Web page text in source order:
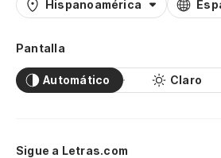
Hispanoamérica
Pantalla
Automático Claro
Sigue a Letras.com